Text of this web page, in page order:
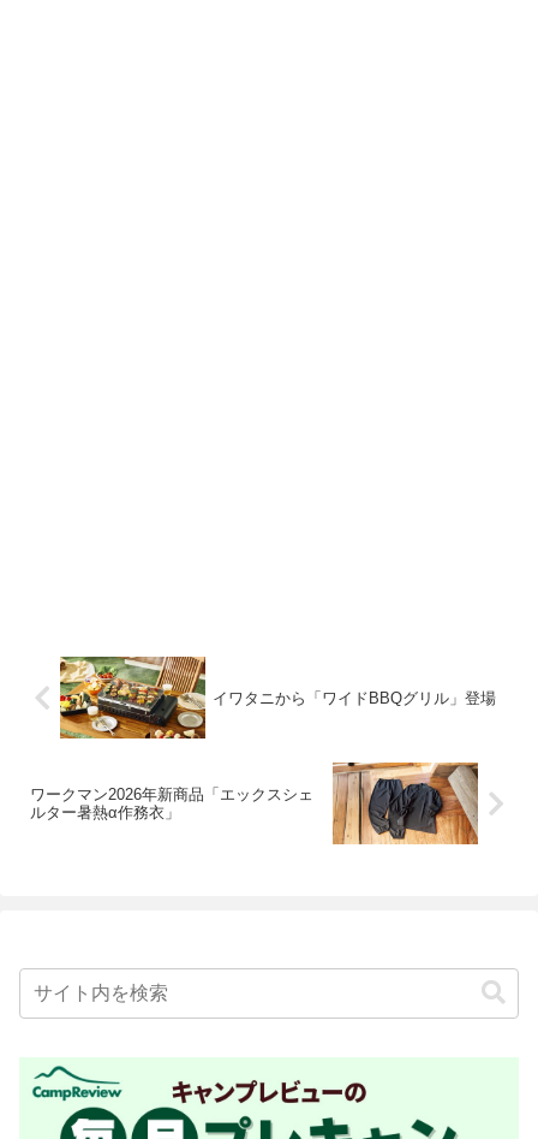
イワタニから「ワイドBBQグリル」登場
ワークマン2026年新商品「エックスシェ
ルター暑熱α作務衣」